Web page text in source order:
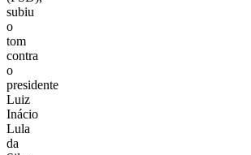
subiu
o
tom
contra
o
presidente
Luiz
Inácio
Lula
da